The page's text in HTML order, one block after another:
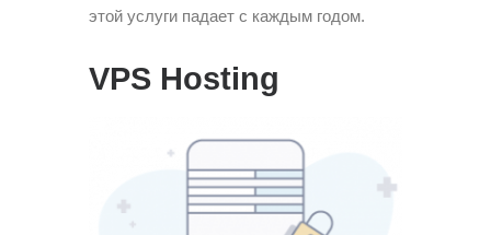
этой услуги падает с каждым годом.
VPS Hosting